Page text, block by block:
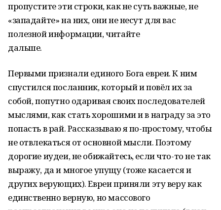
пропустите эти строки, как не суть важные, не
«западайте» на них, они не несут для вас
полезной информации, читайте
дальше.
Первыми признали единого Бога евреи. К ним
спустился посланник, который и повёл их за
собой, попутно одаривая своих последователей
мыслями, как стать хорошими и в награду за это
попасть в рай. Рассказываю я по-простому, чтобы
не отвлекаться от основной мысли. Поэтому
дорогие иудеи, не обижайтесь, если что-то не так
выражу, да и многое упущу (тоже касается и
других верующих). Евреи приняли эту веру как
единственно верную, но массового